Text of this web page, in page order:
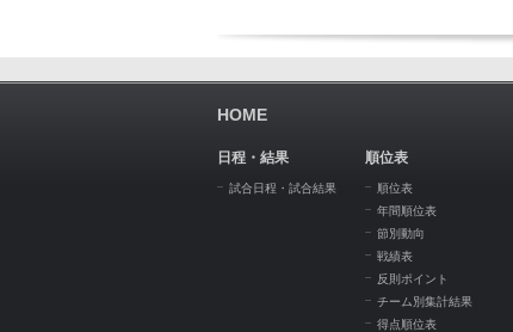
HOME
日程・結果
試合日程・試合結果
順位表
順位表
年間順位表
節別動向
戦績表
反則ポイント
チーム別集計結果
得点順位表